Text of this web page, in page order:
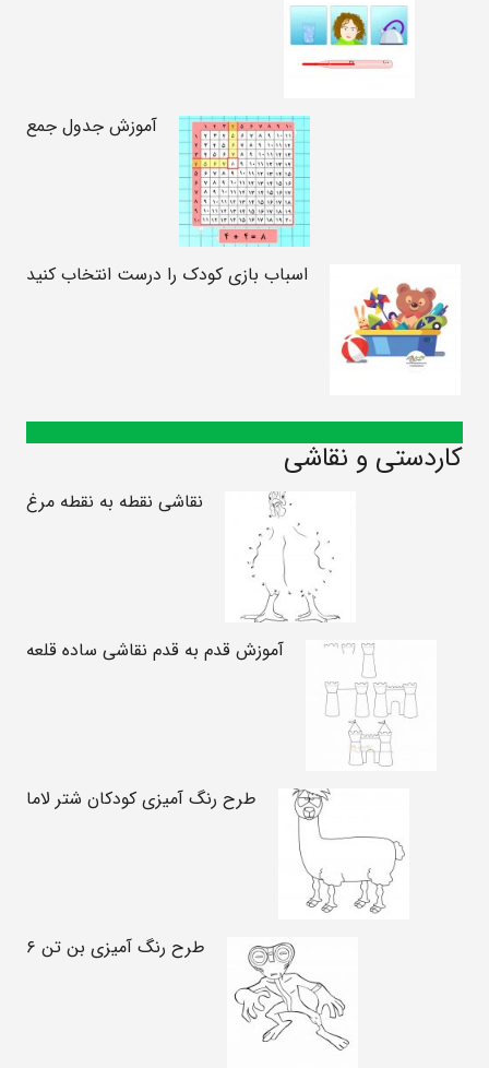
آموزش جدول جمع
اسباب بازی کودک را درست انتخاب کنید
کاردستی و نقاشی
نقاشی نقطه به نقطه مرغ
آموزش قدم به قدم نقاشی ساده قلعه
طرح رنگ آمیزی کودکان شتر لاما
طرح رنگ آمیزی بن تن ۶